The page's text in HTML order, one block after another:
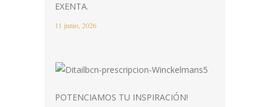
EXENTA.
11 junio, 2026
POTENCIAMOS TU INSPIRACIÓN!